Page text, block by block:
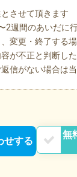
させて頂きます
2週間のあいだに
変更・終了する
が不正と判断し
信がない場合は
せする
無